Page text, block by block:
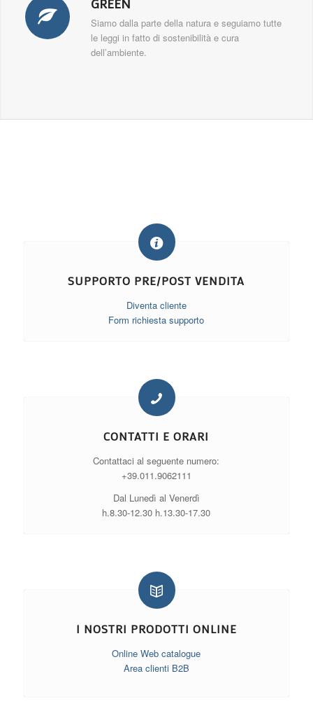
GREEN
Siamo dalla parte della natura e seguiamo tutte
le leggi in fatto di sostenibilità e cura
dell’ambiente.
SUPPORTO PRE/POST VENDITA
Diventa cliente
Form richiesta supporto
CONTATTI E ORARI
Contattaci al seguente numero:
+39.011.9062111
Dal Lunedì al Venerdì
h.8.30-12.30 h.13.30-17.30
I NOSTRI PRODOTTI ONLINE
Online Web catalogue
Area clienti B2B